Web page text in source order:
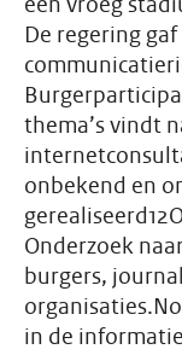
een vroeg
De regering
thema’s vindt
onbekend en
Onderzoek
burgers,
in de